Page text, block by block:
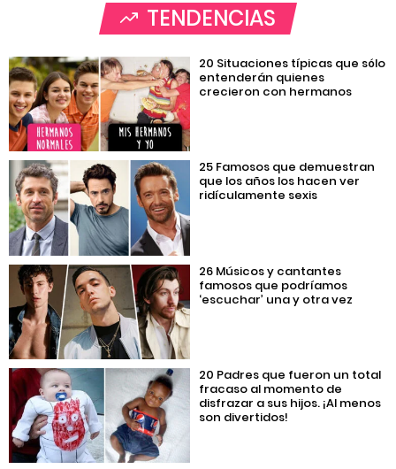
TENDENCIAS
20 Situaciones típicas que sólo
entenderán quienes
crecieron con hermanos
25 Famosos que demuestran
que los años los hacen ver
ridículamente sexis
26 Músicos y cantantes
famosos que podríamos
‘escuchar’ una y otra vez
20 Padres que fueron un total
fracaso al momento de
disfrazar a sus hijos. ¡Al menos
son divertidos!